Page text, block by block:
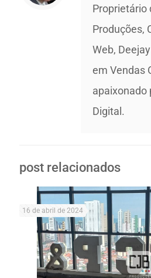
Proprietário
Produções,
Web,
em Vendas
apaixonado
Digital.
post relacionados
16 de abril de 2024